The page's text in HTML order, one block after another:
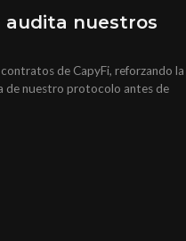
audita nuestros
de CapyFi, reforzando la
de nuestro protocolo antes de